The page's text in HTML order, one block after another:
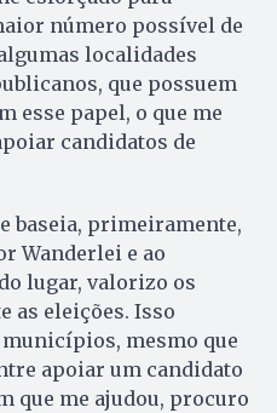
número possível de
localidades
que possuem
esse papel, o que me
candidatos de
baseia, primeiramente,
Wanderlei e ao
lugar, valorizo os
as eleições. Isso
mesmo que
apoiar um candidato
que me ajudou, procuro